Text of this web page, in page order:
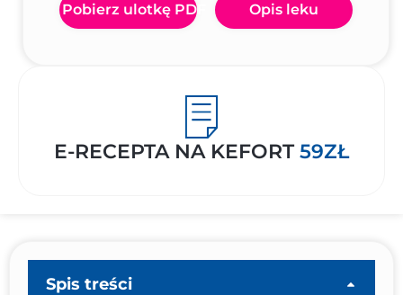
Pobierz ulotkę PDF Opis leku
E-RECEPTA NA KEFORT59ZŁ
Spis treści